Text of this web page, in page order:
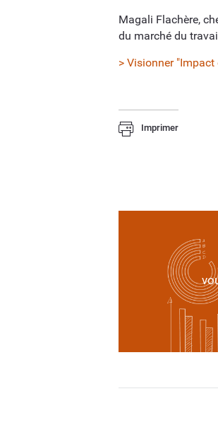
Magali Flachère,
du marché du
> Visionner
Imprimer